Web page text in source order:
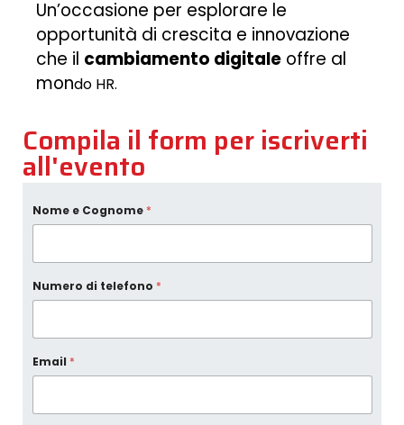
Un’occasione per esplorare le
opportunità di crescita e innovazione
che il cambiamento digitale offre al
mondo HR.
Compila il form per iscriverti
all'evento
Nome e Cognome *
Numero di telefono *
Email *